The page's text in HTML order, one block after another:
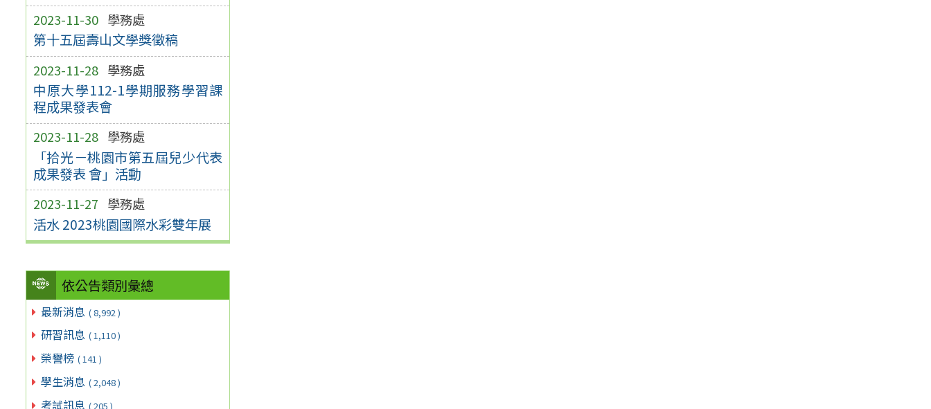
2023-11-30 學務處
第十五屆壽山文學獎徵稿
2023-11-28 學務處
中原大學112-1學期服務學習課
程成果發表會
2023-11-28 學務處
「拾光－桃園市第五屆兒少代表
成果發表 會」活動
2023-11-27 學務處
活水 2023桃園國際水彩雙年展
依公告類別彙總
最新消息 ( 8,992 )
研習訊息 ( 1,110 )
榮譽榜 ( 141 )
學生消息 ( 2,048 )
考試訊息 ( 205 )